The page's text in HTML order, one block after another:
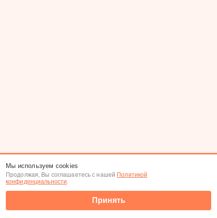
Мы используем cookies
Продолжая, Вы соглашаетесь с нашей Политикой
конфиденциальности.
Принять